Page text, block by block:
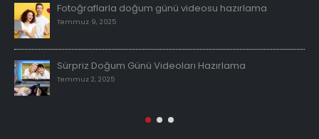
Fotoğraflarla doğum günü videosu hazırlama
Temmuz 9, 2025
Sürpriz Doğum Günü Videoları Hazırlama
Temmuz 2, 2025